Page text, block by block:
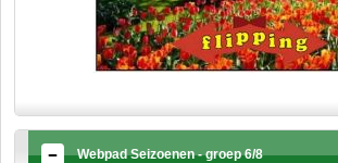
Webpad Seizoenen - groep 6/8